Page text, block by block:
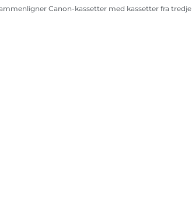
Canon-kassetter med kassetter fra